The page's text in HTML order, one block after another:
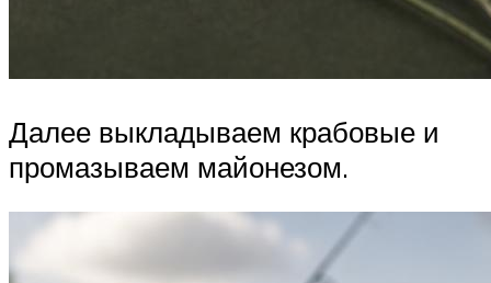
Далее выкладываем крабовые и
промазываем майонезом.